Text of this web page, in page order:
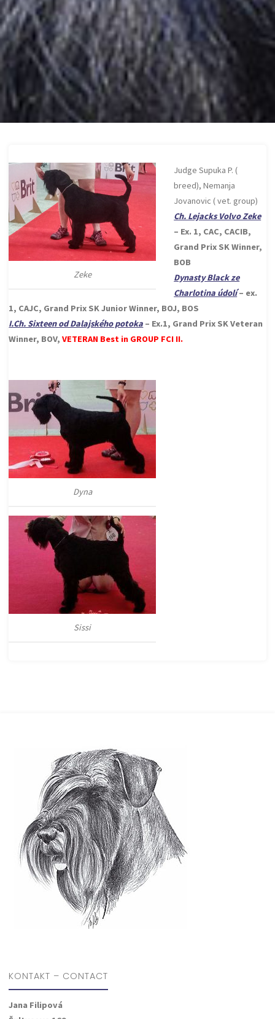
Zeke
Judge Supuka P. (
breed), Nemanja
Jovanovic ( vet. group)
Ch. Lejacks Volvo Zeke
– Ex. 1, CAC, CACIB,
Grand Prix SK Winner,
BOB
Dynasty Black ze
Charlotina údolí– ex.
1, CAJC, Grand Prix SK Junior Winner, BOJ, BOS
I.Ch. Sixteen od Dalajského potoka – Ex.1, Grand Prix SK Veteran
Winner, BOV,VETERAN Best in GROUP FCI II.
Dyna
Sissi
KONTAKT – CONTACT
Jana Filipová